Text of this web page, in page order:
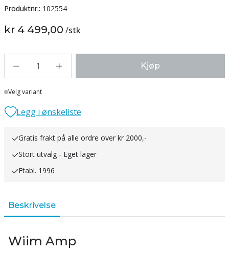
Produktnr.: 102554
kr 4 499,00 /stk
1 Kjøp
Lager
Velg variant
Legg i ønskeliste
Gratis frakt på alle ordre over kr 2000,-
Stort utvalg - Eget lager
Etabl. 1996
Beskrivelse
Wiim Amp